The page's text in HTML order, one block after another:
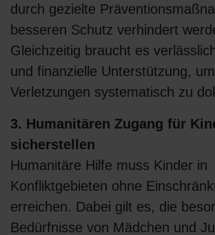
durch gezielte
besseren Schutz verhindert
Gleichzeitig braucht es
und finanzielle Unterstützung,
Verletzungen systematisch zu
3. Humanitären Zugang für
sicherstellen
Humanitäre Hilfe muss Kinder in
Konfliktgebieten ohne
erreichen. Dabei gilt es, die
Bedürfnisse von Mädchen und